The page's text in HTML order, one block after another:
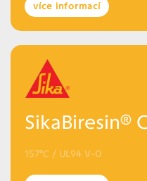
více informací
SikaBiresin®
157°C / UL94 V-0